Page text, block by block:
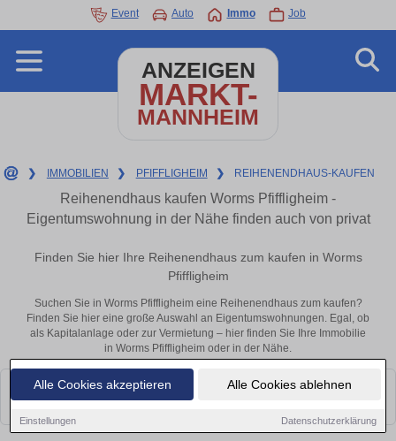
Alle Cookies akzeptieren Alle Cookies ablehnen
Einstellungen Datenschutzerklärung
Event Auto Immo Job
ANZEIGEN
MARKT-
MANNHEIM
❯ IMMOBILIEN ❯ PFIFFLIGHEIM ❯ REIHENENDHAUS-KAUFEN
Reihenendhaus kaufen Worms Pfiffligheim -
Eigentumswohnung in der Nähe finden auch von privat
Finden Sie hier Ihre Reihenendhaus zum kaufen in Worms
Pfiffligheim
Suchen Sie in Worms Pfiffligheim eine Reihenendhaus zum kaufen?
Finden Sie hier eine große Auswahl an Eigentumswohnungen. Egal, ob
als Kapitalanlage oder zur Vermietung – hier finden Sie Ihre Immobilie
in Worms Pfiffligheim oder in der Nähe.
Leider konnten wir derzeit keine passenden Objekte finden. Schauen Sie
bald wieder vorbei!